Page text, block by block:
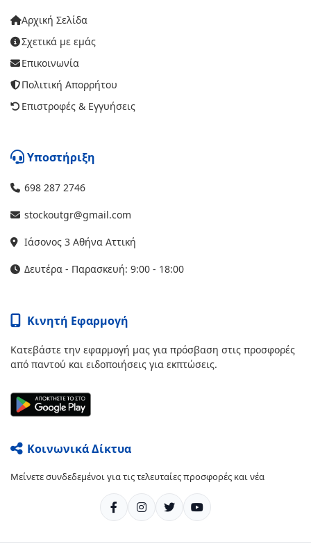
Αρχική Σελίδα
Σχετικά με εμάς
Επικοινωνία
Πολιτική Απορρήτου
Επιστροφές & Εγγυήσεις
Υποστήριξη
698 287 2746
stockoutgr@gmail.com
Ιάσονος 3 Αθήνα Αττική
Δευτέρα - Παρασκευή: 9:00 - 18:00
Κινητή Εφαρμογή
Κατεβάστε την εφαρμογή μας για πρόσβαση στις προσφορές
από παντού και ειδοποιήσεις για εκπτώσεις.
Κοινωνικά Δίκτυα
Μείνετε συνδεδεμένοι για τις τελευταίες προσφορές και νέα